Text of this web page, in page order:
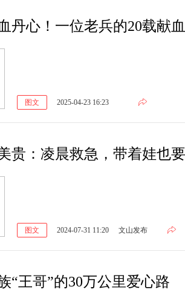
丹心！一位老兵的20载献
图文 2025-04-23 16:23
贵：凌晨救急，带着娃也
图文 2024-07-31 11:20 文山发布
“王哥”的30万公里爱心路